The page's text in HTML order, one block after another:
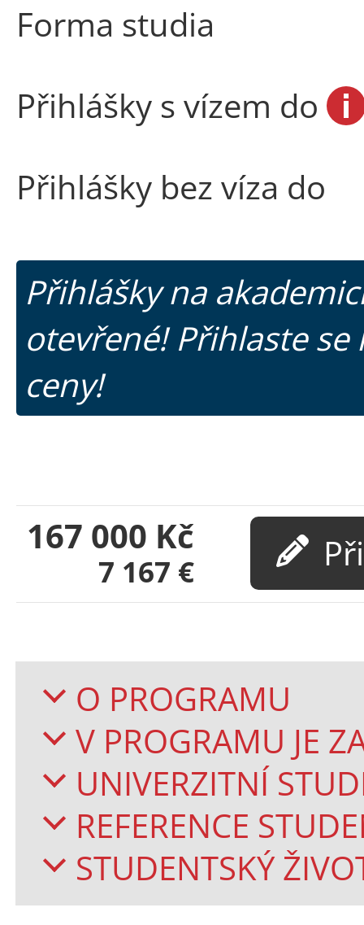
Přihlášky s vízem do
Přihlášky bez víza do
Forma studia
Přihlášky na
otevřené! Přihlaste
ceny!
167 000 Kč
7 167 €
O PROGRAMU
V PROGRAMU JE
UNIVERZITNÍ
REFERENCE
STUDENTSKÝ